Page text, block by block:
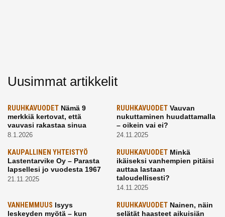
Uusimmat artikkelit
RUUHKAVUODET Nämä 9
merkkiä kertovat, että
vauvasi rakastaa sinua
8.1.2026
RUUHKAVUODETVauvan
nukuttaminen huudattamalla
– oikein vai ei?
24.11.2025
KAUPALLINEN YHTEISTYÖ
Lastentarvike Oy – Parasta
lapsellesi jo vuodesta 1967
21.11.2025
RUUHKAVUODETMinkä
ikäiseksi vanhempien pitäisi
auttaa lastaan
taloudellisesti?
14.11.2025
VANHEMMUUS Isyys
leskeyden myötä – kun
RUUHKAVUODETNainen, näin
selätät haasteet aikuisiän